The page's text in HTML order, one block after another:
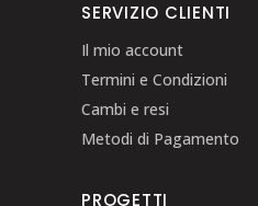
SERVIZIO CLIENTI
Il mio account
Termini e Condizioni
Cambi e resi
Metodi di Pagamento
PROGETTI